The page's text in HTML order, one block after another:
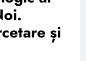
și